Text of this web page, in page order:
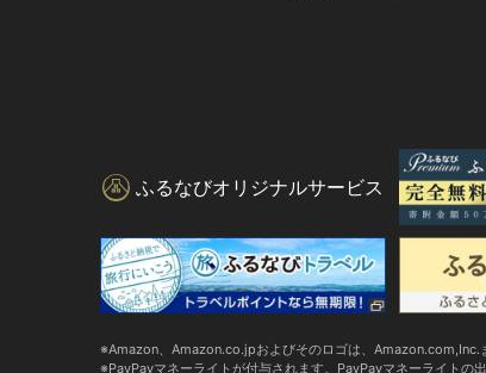
ふるなびオリジナルサービス
Amazon、Amazon.co.jpおよびそのロゴは、Amazon.com,Inc.
PayPayマネーライトが付与されます。PayPayマネーライトの出